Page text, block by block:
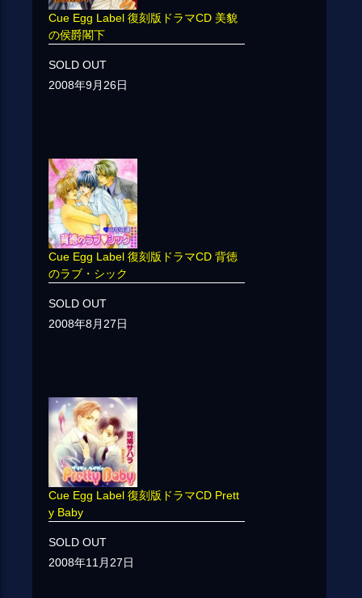
Cue Egg Label 復刻版ドラマCD 美貌
の侯爵閣下
SOLD OUT
2008年9月26日
Cue Egg Label 復刻版ドラマCD 背徳
のラブ・シック
SOLD OUT
2008年8月27日
Cue Egg Label 復刻版ドラマCD Prett
y Baby
SOLD OUT
2008年11月27日